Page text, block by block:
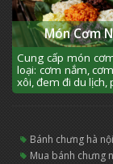
Món Cơm
Cung cấp món
loại: cơm nắm,
xôi, đem đi du lịch,
bánh chưng hà nội
mua bánh chưng